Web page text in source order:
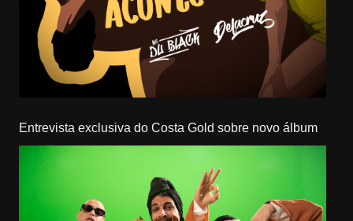
Entrevista exclusiva do Costa Gold sobre novo álbum